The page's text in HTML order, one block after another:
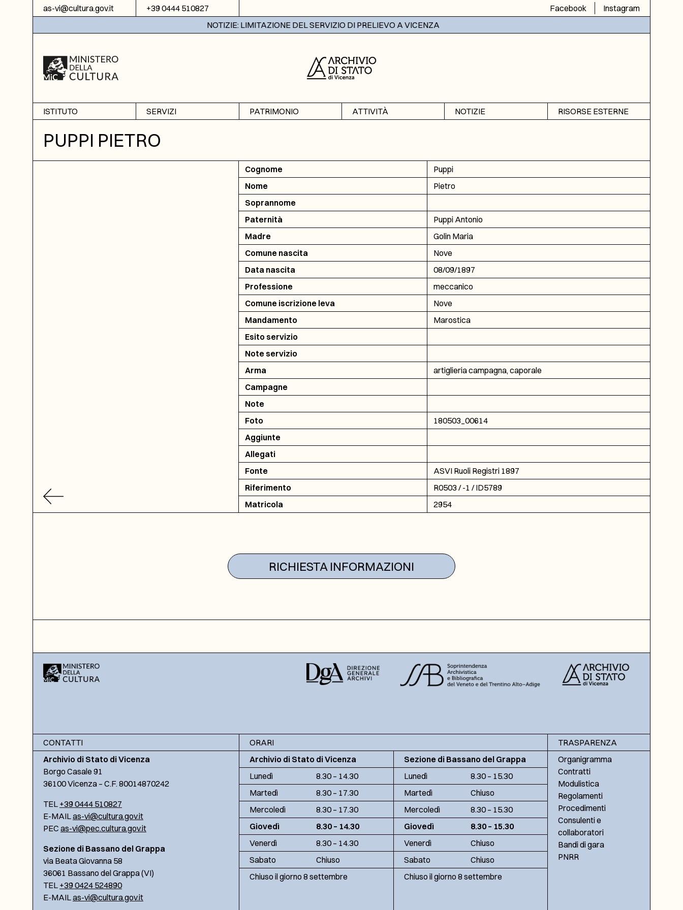
Vai al contenuto
as-vi@cultura.gov.it +39 0444 510827 Facebook
Instagram
NOTIZIE: LIMITAZIONE DEL SERVIZIO DI PRELIEVO A VICENZA
ISTITUTO
Informazioni
Sezione di Bassano del
SERVIZI
Ricerche
Fotoriproduzione
PATRIMONIO
ATTIVITÀ
NOTIZIE
RISORSE ESTERNE
DGA
ICAR
PUPPI PIETRO
Cognome
Puppi
Nome
Pietro
Soprannome
Paternità
Puppi Antonio
Madre
Golin Maria
Comune nascita
Nove
Data nascita
08/09/1897
Professione
meccanico
Comune iscrizione leva
Nove
Mandamento
Marostica
Esito servizio
Note servizio
Arma
artiglieria campagna, caporale
Campagne
Note
Foto
180503_00614
Aggiunte
Allegati
Fonte
ASVI Ruoli Registri 1897
Riferimento
R0503 / -1 / ID5789
Matricola
2954
RICHIESTA INFORMAZIONI
CONTATTI
Archivio di Stato di Vicenza
Borgo Casale 91
36100 Vicenza – C.F. 80014870242
TEL +39 0444 510827
E-MAILas-vi@cultura.gov.it
PEC as-vi@pec.cultura.gov.it
Sezione di Bassano del Grappa
via Beata Giovanna 58
36061 Bassano del Grappa (VI)
TEL +39 0424 524890
E-MAILas-vi@cultura.gov.it
ORARI
Archivio di Stato di Vicenza
Lunedì
8.30 – 14.30
Martedì
8.30 – 17.30
Mercoledì
8.30 – 17.30
Giovedì
8.30 – 14.30
Venerdì
8.30 – 14.30
Sabato
Chiuso
Chiuso il giorno 8 settembre
Sezione di Bassano del Grappa
Lunedì
8.30 – 15.30
Martedì
Chiuso
Mercoledì
8.30 – 15.30
Giovedì
8.30 – 15.30
Venerdì
Chiuso
Sabato
Chiuso
Chiuso il giorno 8 settembre
TRASPARENZA
Organigramma
Contratti
Modulistica
Regolamenti
Procedimenti
Consulenti e
collaboratori
Bandi di gara
PNRR